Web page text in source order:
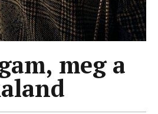
meg a